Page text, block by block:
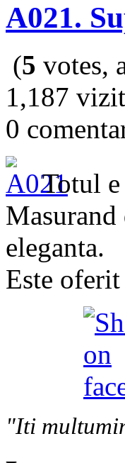
A021.
(5 votes,
1,187
0
Totul
eleganta.
Este
"Iti